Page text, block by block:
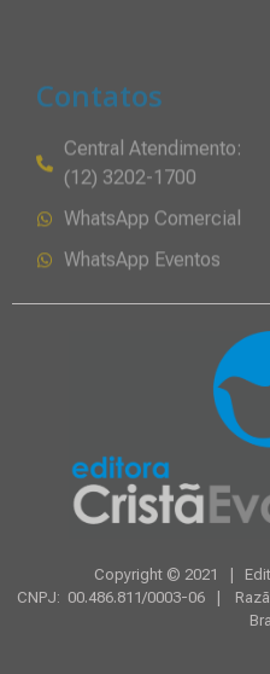
WhatsApp Eventos
Atendimento
Copyright © 2021 |
CNPJ: 00.486.811/0003-06 |